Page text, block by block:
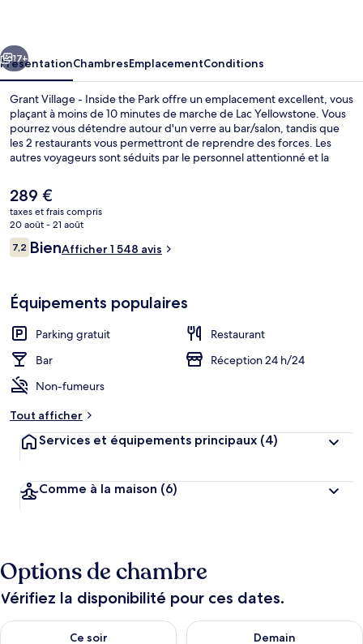
the
Park
Suivant
17+
PrésentationChambresEmplacementConditions
Grant Village - Inside the Park offre un emplacement excellent, vous
plaçant à moins de 10 minutes de marche de Lac Yellowstone. Vous
pourrez vous détendre autour d'un verre au bar/salon, tandis que
les 2 restaurants vous permettront de reprendre des forces. Les
autres voyageurs sont séduits par le personnel attentionné et la
Le
prix
actuel
est
de
289 €
taxes et frais compris
20 août - 21 août
Avis
voyageurs
7,27,2 sur 10
BienAfficher 1 548 avis
Équipements populaires
Parking gratuit
Restaurant
Bar
Réception 24 h/24
Non-fumeurs
Tout afficher
Services et équipements principaux (4)
Comme à la maison (6)
Options de chambre
Vérifiez la disponibilité pour ces dates.
Ce soir
Vérifier la disponibilité pour ce soir août 9 - août 10
Demain
Vérifier la disponibilité pour